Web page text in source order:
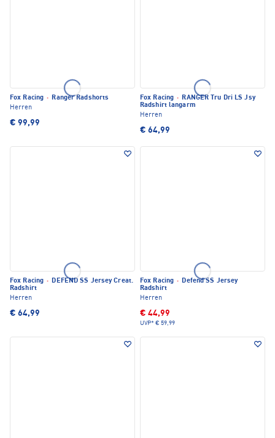
Fox Racing · Ranger Radshorts
Herren
€ 99,99
Fox Racing · RANGER Tru Dri LS Jsy
Radshirt langarm
Herren
€ 64,99
Fox Racing · DEFEND SS Jersey Creat.
Radshirt
Herren
€ 64,99
Fox Racing · Defend SS Jersey
Radshirt
Herren
€ 44,99
UVP* € 59,99